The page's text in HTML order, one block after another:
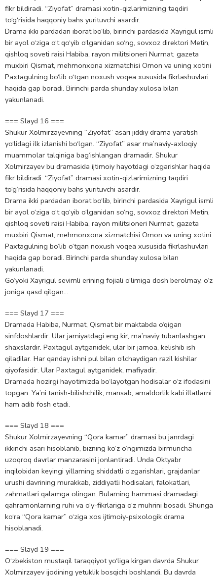
fikr bildiradi. “Ziyofat” dramasi xotin-qizlarimizning taqdiri
to‘g‘risida haqqoniy bahs yurituvchi asardir.
Drama ikki pardadan iborat bo‘lib, birinchi pardasida Xayrigul ismli
bir ayol o‘ziga o‘t qo‘yib o‘lganidan so‘ng, sovxoz direktori Metin,
qishloq soveti raisi Habiba, rayon militsioneri Nurmat, gazeta
muxbiri Qismat, mehmonxona xizmatchisi Omon va uning xotini
Paxtagulning bo‘lib o‘tgan noxush voqea xususida fikrlashuvlari
haqida gap boradi. Birinchi parda shunday xulosa bilan
yakunlanadi.
=== Slayd 16 ===
Shukur Xolmirzayevning “Ziyofat” asari jiddiy drama yaratish
yo‘lidagi ilk izlanishi bo‘lgan. “Ziyofat” asar ma’naviy-axloqiy
muammolar talqiniga bag‘ishlangan dramadir. Shukur
Xolmirzayev bu dramasida ijtimoiy hayotdagi o‘zgarishlar haqida
fikr bildiradi. “Ziyofat” dramasi xotin-qizlarimizning taqdiri
to‘g‘risida haqqoniy bahs yurituvchi asardir.
Drama ikki pardadan iborat bo‘lib, birinchi pardasida Xayrigul ismli
bir ayol o‘ziga o‘t qo‘yib o‘lganidan so‘ng, sovxoz direktori Metin,
qishloq soveti raisi Habiba, rayon militsioneri Nurmat, gazeta
muxbiri Qismat, mehmonxona xizmatchisi Omon va uning xotini
Paxtagulning bo‘lib o‘tgan noxush voqea xususida fikrlashuvlari
haqida gap boradi. Birinchi parda shunday xulosa bilan
yakunlanadi.
Go‘yoki Xayrigul sevimli erining fojiali o‘limiga dosh berolmay, o‘z
joniga qasd qilgan…
=== Slayd 17 ===
Dramada Habiba, Nurmat, Qismat bir maktabda o‘qigan
sinfdoshlardir. Ular jamiyatdagi eng kir, ma’naviy tubanlashgan
shaxslardir. Paxtagul aytganidek, ular bir jamoa, kelishib ish
qiladilar. Har qanday ishni pul bilan o‘lchaydigan razil kishilar
qiyofasidir. Ular Paxtagul aytganidek, mafiyadir.
Dramada hozirgi hayotimizda bo‘layotgan hodisalar o‘z ifodasini
topgan. Ya’ni tanish-bilishchilik, mansab, amaldorlik kabi illatlarni
ham adib fosh etadi.
=== Slayd 18 ===
Shukur Xolmirzayevning “Qora kamar” dramasi bu janrdagi
ikkinchi asari hisoblanib, bizning ko‘z o‘ngimizda birmuncha
uzoqroq davrlar manzarasini jonlantiradi. Unda Oktyabr
inqilobidan keyingi yillarning shiddatli o‘zgarishlari, grajdanlar
urushi davrining murakkab, ziddiyatli hodisalari, falokatlari,
zahmatlari qalamga olingan. Bularning hammasi dramadagi
qahramonlarning ruhi va o‘y-fikrlariga o‘z muhrini bosadi. Shunga
ko‘ra “Qora kamar” o‘ziga xos ijtimoiy-psixologik drama
hisoblanadi.
=== Slayd 19 ===
O‘zbekiston mustaqil taraqqiyot yo‘liga kirgan davrda Shukur
Xolmirzayev ijodining yetuklik bosqichi boshlandi. Bu davrda